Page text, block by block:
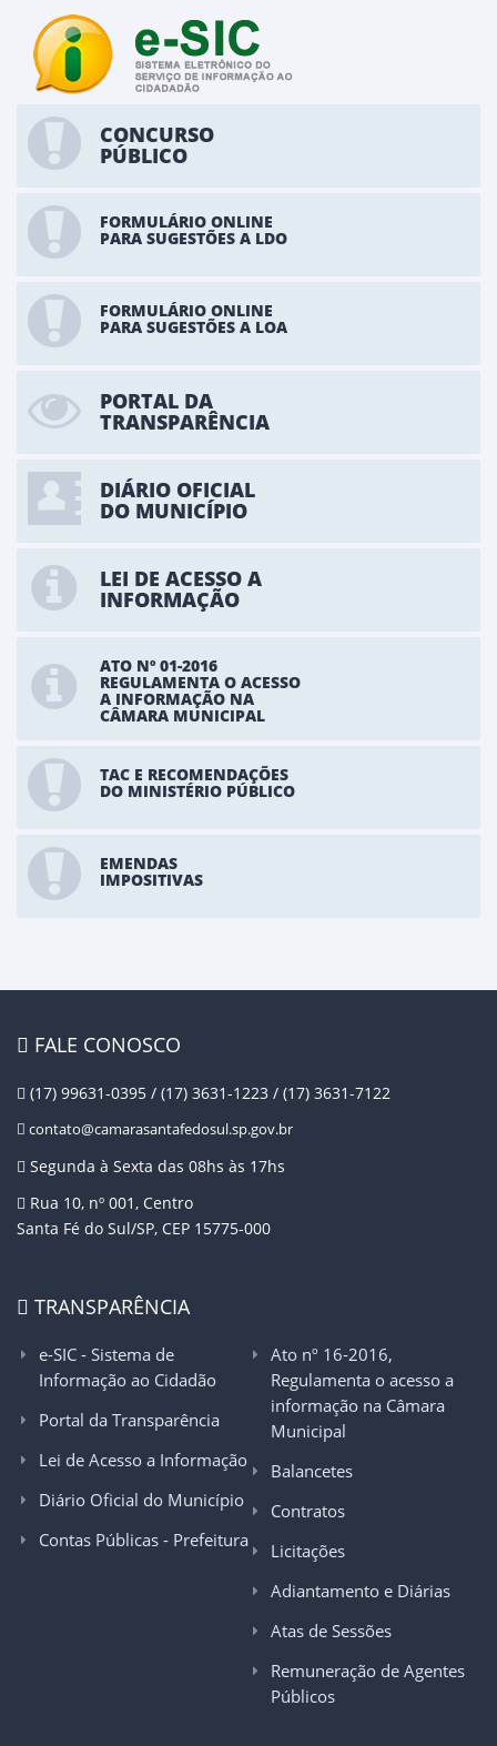
CONCURSO
PÚBLICO
FORMULÁRIO ONLINE
PARA SUGESTÕES A LDO
FORMULÁRIO ONLINE
PARA SUGESTÕES A LOA
PORTAL DA
TRANSPARÊNCIA
DIÁRIO OFICIAL
DO MUNICÍPIO
LEI DE ACESSO A
INFORMAÇÃO
ATO Nº 01-2016
REGULAMENTA O ACESSO
A INFORMAÇÃO NA
CÂMARA MUNICIPAL
TAC E RECOMENDAÇÕES
DO MINISTÉRIO PÚBLICO
EMENDAS
IMPOSITIVAS
FALE CONOSCO
(17) 99631-0395 / (17) 3631-1223 / (17) 3631-7122
contato@camarasantafedosul.sp.gov.br
Segunda à Sexta das 08hs às 17hs
Rua 10, nº 001, Centro
Santa Fé do Sul/SP, CEP 15775-000
TRANSPARÊNCIA
e-SIC - Sistema de
Informação ao Cidadão
Portal da Transparência
Lei de Acesso a Informação
Diário Oficial do Município
Contas Públicas - Prefeitura
Ato nº 16-2016,
Regulamenta o acesso a
informação na Câmara
Municipal
Balancetes
Contratos
Licitações
Adiantamento e Diárias
Atas de Sessões
Remuneração de Agentes
Públicos